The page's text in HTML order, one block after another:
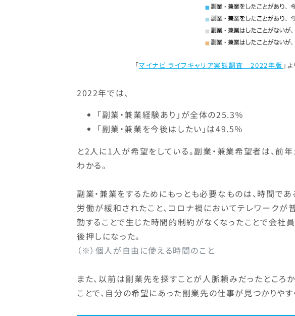
「マイナビ ライフキャリア実態調査 2022年版 」
2022年では、
「副業・兼業経験あり」が全体の25.3％
「副業・兼業を今後はしたい」は49.5％
と2人に1人が希望をしている。副業・兼業希望者は、前
わかる。
副業・兼業をするためにもっとも必要なものは、時間で
労働が緩和されたこと、コロナ禍においてテレワーク
勤することで生じた時間的制約がなくなったことで会社
後押しになった。
（※）個人が自由に使える時間のこと
また、以前は副業先を探すことが人脈頼みだったところ
ことで、自分の希望にあった副業先の仕事が見つかりやす